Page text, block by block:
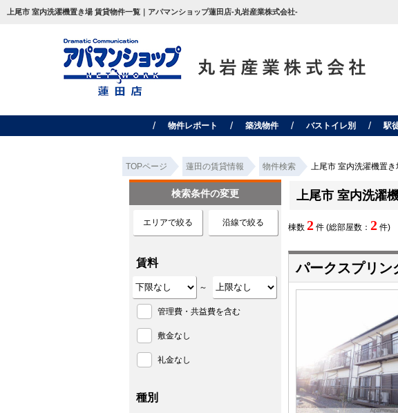
上尾市 室内洗濯機置き場 賃貸物件一覧｜アパマンショップ蓮田店-丸岩産業株式会社-
物件レポート 築浅物件 バストイレ別 駅
TOPページ 蓮田の賃貸情報 物件検索 上尾市 室内洗濯機置
上尾市 室内洗濯
棟数 2 件 (総部屋数： 2 件)
パークスプリン
検索条件の変更
エリアで絞る 沿線で絞る
賃料
～
管理費・共益費を含む
敷金なし
礼金なし
種別